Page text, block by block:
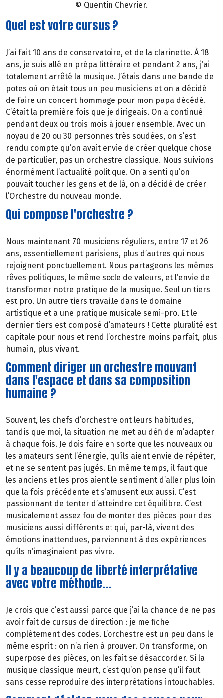
© Quentin Chevrier.
Quel est votre cursus ?
J’ai fait 10 ans de conservatoire, et de la clarinette. À 18
ans, je suis allé en prépa littéraire et pendant 2 ans, j’ai
totalement arrêté la musique. J’étais dans une bande de
potes où on était tous un peu musiciens et on a décidé
de faire un concert hommage pour mon papa décédé.
C’était la première fois que je dirigeais. On a continué
pendant deux ou trois mois à jouer ensemble. Avec un
noyau de 20 ou 30 personnes très soudées, on s’est
rendu compte qu’on avait envie de créer quelque chose
de particulier, pas un orchestre classique. Nous suivions
énormément l’actualité politique. On a senti qu’on
pouvait toucher les gens et de là, on a décidé de créer
l’Orchestre du nouveau monde.
Qui compose l'orchestre ?
Nous maintenant 70 musiciens réguliers, entre 17 et 26
ans, essentiellement parisiens, plus d’autres qui nous
rejoignent ponctuellement. Nous partageons les mêmes
rêves politiques, le même socle de valeurs, et l’envie de
transformer notre pratique de la musique. Seul un tiers
est pro. Un autre tiers travaille dans le domaine
artistique et a une pratique musicale semi-pro. Et le
dernier tiers est composé d’amateurs ! Cette pluralité est
capitale pour nous et rend l’orchestre moins parfait, plus
humain, plus vivant.
Comment diriger un orchestre mouvant
dans l'espace et dans sa composition
humaine ?
Souvent, les chefs d’orchestre ont leurs habitudes,
tandis que moi, la situation me met au défi de m’adapter
à chaque fois. Je dois faire en sorte que les nouveaux ou
les amateurs sent l’énergie, qu’ils aient envie de répéter,
et ne se sentent pas jugés. En même temps, il faut que
les anciens et les pros aient le sentiment d’aller plus loin
que la fois précédente et s’amusent eux aussi. C’est
passionnant de tenter d’atteindre cet équilibre. C’est
musicalement assez fou de monter des pièces pour des
musiciens aussi différents et qui, par-là, vivent des
émotions inattendues, parviennent à des expériences
qu’ils n’imaginaient pas vivre.
Il y a beaucoup de liberté interprétative
avec votre méthode...
Je crois que c’est aussi parce que j’ai la chance de ne pas
avoir fait de cursus de direction : je me fiche
complètement des codes. L’orchestre est un peu dans le
même esprit : on n’a rien à prouver. On transforme, on
superpose des pièces, on les fait se désaccorder. Si la
musique classique meurt, c’est qu’on pense qu’il faut
sans cesse reproduire des interprétations intouchables.